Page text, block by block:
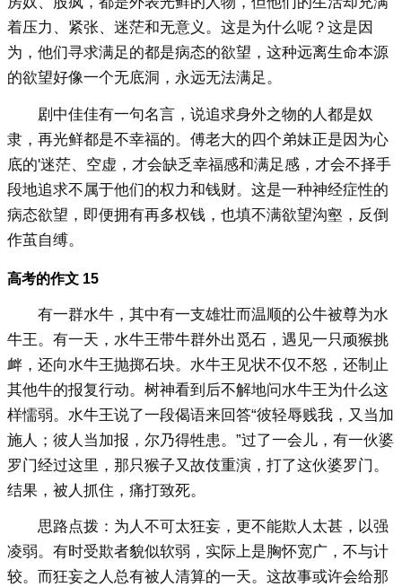
着压力、紧张、迷茫和无意义。这是为什么呢？这是因
为，他们寻求满足的都是病态的欲望，这种远离生命本源
的欲望好像一个无底洞，永远无法满足。
剧中佳佳有一句名言，说追求身外之物的人都是奴
隶，再光鲜都是不幸福的。傅老大的四个弟妹正是因为心
底的'迷茫、空虚，才会缺乏幸福感和满足感，才会不择手
段地追求不属于他们的权力和钱财。这是一种神经症性的
病态欲望，即便拥有再多权钱，也填不满欲望沟壑，反倒
作茧自缚。
高考的作文 15
有一群水牛，其中有一支雄壮而温顺的公牛被尊为水
牛王。有一天，水牛王带牛群外出觅石，遇见一只顽猴挑
衅，还向水牛王抛掷石块。水牛王见状不仅不怒，还制止
其他牛的报复行动。树神看到后不解地问水牛王为什么这
样懦弱。水牛王说了一段偈语来回答“彼轻辱贱我，又当加
施人；彼人当加报，尔乃得牲患。”过了一会儿，有一伙婆
罗门经过这里，那只猴子又故伎重演，打了这伙婆罗门。
结果，被人抓住，痛打致死。
思路点拨：为人不可太狂妄，更不能欺人太甚，以强
凌弱。有时受欺者貌似软弱，实际上是胸怀宽广，不与计
较。而狂妄之人总有被人清算的一天。这故事或许会给那